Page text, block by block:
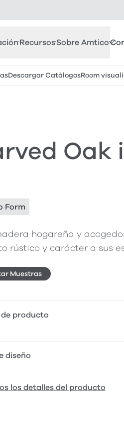
RecursosSobre Amtico
Descargar CatálogosRoom
Oak
Form
hogareña y
rústico y carácter a sus
Muestras
producto
diseño
los detalles del producto